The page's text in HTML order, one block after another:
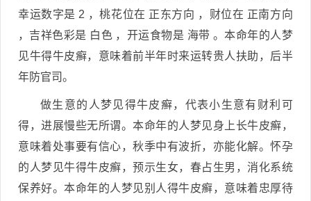
幸运数字是 2 ，桃花位在 正东方向 ，财位在 正南方向
，吉祥色彩是 白色 ，开运食物是 海带 。本命年的人梦
见牛得牛皮癣，意味着前半年时来运转贵人扶助，后半
年防官司。
做生意的人梦见得牛皮癣，代表小生意有财利可
得，进展慢些无所谓。本命年的人梦见身上长牛皮癣，
意味着处事要有信心，秋季中有波折，亦能化解。怀孕
的人梦见牛得牛皮癣，预示生女，春占生男，消化系统
保养好。本命年的人梦见别人得牛皮癣，意味着忠厚待